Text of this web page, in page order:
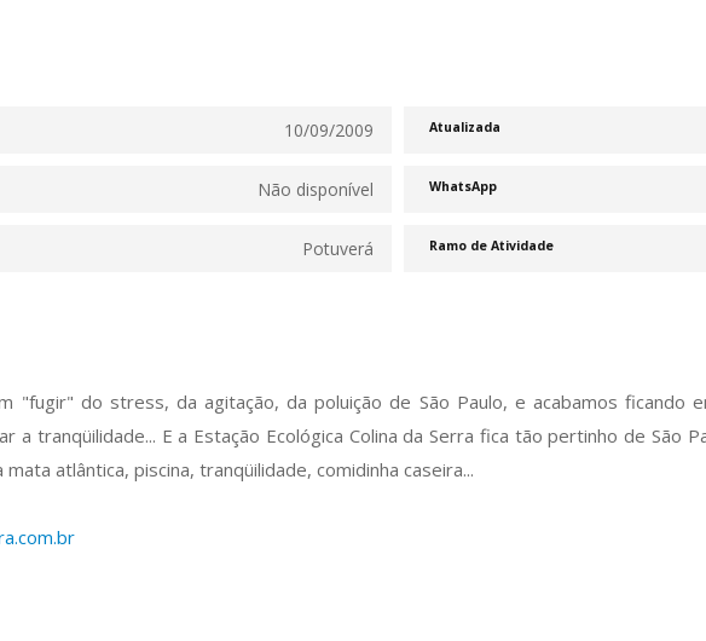
10/09/2009 Atualizada
Não disponível WhatsApp
Potuverá Ramo de Atividade
"fugir" do stress, da agitação, da poluição de São Paulo, e acabamos ficando
a tranqüilidade... E a Estação Ecológica Colina da Serra fica tão pertinho de São
atlântica, piscina, tranqüilidade, comidinha caseira...